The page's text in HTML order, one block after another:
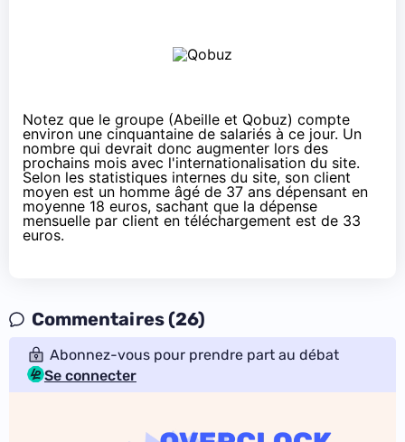
Notez que le groupe (Abeille et Qobuz) compte
environ une cinquantaine de salariés à ce jour. Un
nombre qui devrait donc augmenter lors des
prochains mois avec l'internationalisation du site.
Selon les statistiques internes du site, son client
moyen est un homme âgé de 37 ans dépensant en
moyenne 18 euros, sachant que la dépense
mensuelle par client en téléchargement est de 33
euros.
Commentaires (26)
Abonnez-vous pour prendre part au débat
Se connecter